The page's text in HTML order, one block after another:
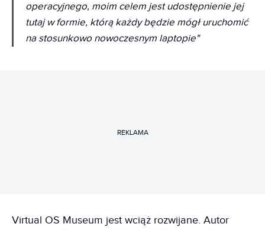
operacyjnego, moim celem jest udostępnienie jej
tutaj w formie, którą każdy będzie mógł uruchomić
na stosunkowo nowoczesnym laptopie"
REKLAMA
Virtual OS Museum jest wciąż rozwijane. Autor